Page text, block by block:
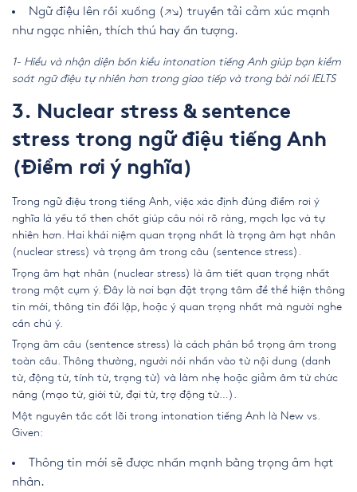
Ngữ điệu lên rồi xuống (↗↘) truyền tải cảm xúc mạnh
như ngạc nhiên, thích thú hay ấn tượng.
1- Hiểu và nhận diện bốn kiểu intonation tiếng Anh giúp bạn kiểm
soát ngữ điệu tự nhiên hơn trong giao tiếp và trong bài nói IELTS
3. Nuclear stress & sentence
stress trong ngữ điệu tiếng Anh
(Điểm rơi ý nghĩa)
Trong ngữ điệu trong tiếng Anh, việc xác định đúng điểm rơi ý
nghĩa là yếu tố then chốt giúp câu nói rõ ràng, mạch lạc và tự
nhiên hơn. Hai khái niệm quan trọng nhất là trọng âm hạt nhân
(nuclear stress) và trọng âm trong câu (sentence stress).
Trọng âm hạt nhân (nuclear stress) là âm tiết quan trọng nhất
trong một cụm ý. Đây là nơi bạn đặt trọng tâm để thể hiện thông
tin mới, thông tin đối lập, hoặc ý quan trọng nhất mà người nghe
cần chú ý.
Trọng âm câu (sentence stress) là cách phân bổ trọng âm trong
toàn câu. Thông thường, người nói nhấn vào từ nội dung (danh
từ, động từ, tính từ, trạng từ) và làm nhẹ hoặc giảm âm từ chức
năng (mạo từ, giới từ, đại từ, trợ động từ…).
Một nguyên tắc cốt lõi trong intonation tiếng Anh là New vs.
Given:
Thông tin mới sẽ được nhấn mạnh bằng trọng âm hạt
nhân.